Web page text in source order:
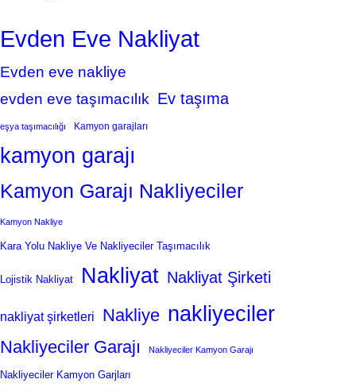
Evden Eve Nakliyat
Evden eve nakliye
evden eve taşımacılık Ev taşıma
eşya taşımacılığı Kamyon garajları
kamyon garajı
Kamyon Garajı Nakliyeciler
Kamyon Nakliye
Kara Yolu Nakliye Ve Nakliyeciler Taşımacılık
Lojistik Nakliyat Nakliyat Nakliyat Şirketi
nakliyat şirketleri Nakliye nakliyeciler
Nakliyeciler Garajı Nakliyeciler Kamyon Garajı
Nakliyeciler Kamyon Garjları